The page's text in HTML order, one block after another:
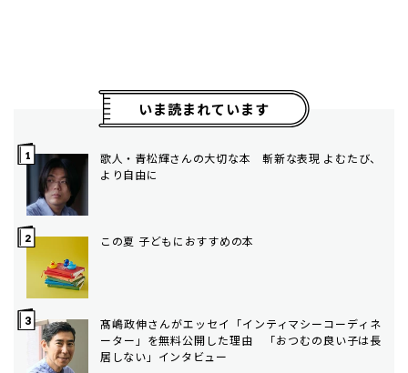
いま読まれています
歌人・青松輝さんの大切な本 斬新な表現 よむたび、
より自由に
この夏 子どもにおすすめの本
髙嶋政伸さんがエッセイ「インティマシーコーディネ
ーター」を無料公開した理由 「おつむの良い子は長
居しない」インタビュー